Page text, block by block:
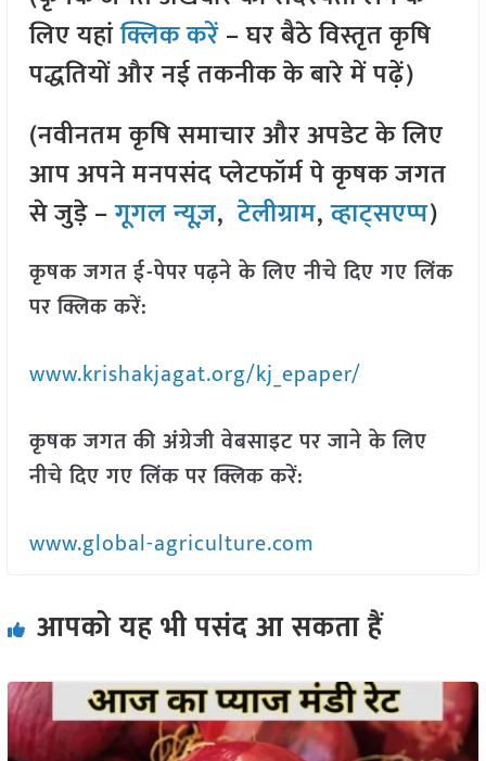
लिए यहांक्लिक करें– घर बैठे विस्तृत कृषि
पद्धतियों और नई तकनीक के बारे में पढ़ें)
(नवीनतम कृषि समाचार और अपडेट के लिए
आप अपने मनपसंद प्लेटफॉर्म पे कृषक जगत
से जुड़े –गूगल न्यूज़,टेलीग्राम,व्हाट्सएप्प)
कृषक जगत ई-पेपर पढ़ने के लिए नीचे दिए गए लिंक
पर क्लिक करें:
www.krishakjagat.org/kj_epaper/
कृषक जगत की अंग्रेजी वेबसाइट पर जाने के लिए
नीचे दिए गए लिंक पर क्लिक करें:
www.global-agriculture.com
आपको यह भी पसंद आ सकता हैं